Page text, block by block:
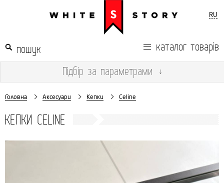
RU
каталог товарів
Підбір за параметрами ↓
Головна Аксесуари Кепки Celine
КЕПКИ CELINE